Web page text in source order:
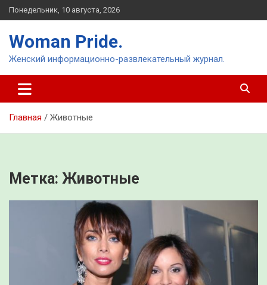
Перейти
к
Понедельник, 10 августа, 2026
Woman Pride.
Женский информационно-развлекательный журнал.
Главная Животные
Метка: Животные